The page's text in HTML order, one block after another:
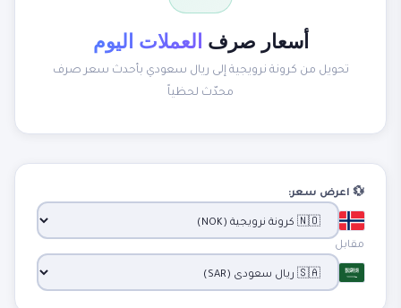
أسعار صرف العملات اليوم
تحويل من كرونة نرويجية إلى ريال سعودي بأحدث سعر صرف
محدّث لحظياً
💱 اعرض سعر:
مقابل